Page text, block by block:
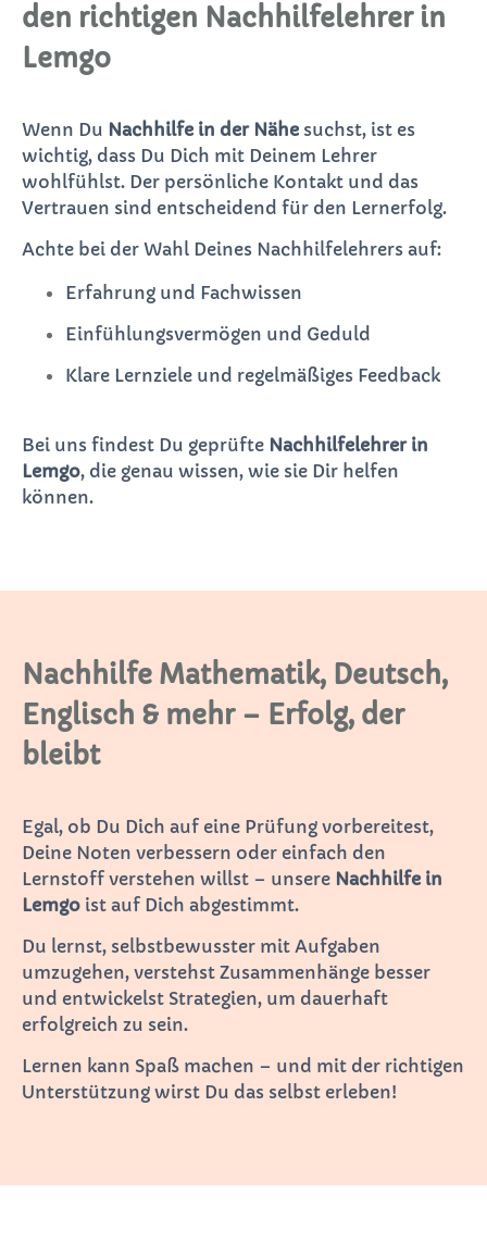
den richtigen Nachhilfelehrer in
Lemgo
Wenn Du Nachhilfe in der Nähe suchst, ist es
wichtig, dass Du Dich mit Deinem Lehrer
wohlfühlst. Der persönliche Kontakt und das
Vertrauen sind entscheidend für den Lernerfolg.
Achte bei der Wahl Deines Nachhilfelehrers auf:
Erfahrung und Fachwissen
Einfühlungsvermögen und Geduld
Klare Lernziele und regelmäßiges Feedback
Bei uns findest Du geprüfte Nachhilfelehrer in
Lemgo, die genau wissen, wie sie Dir helfen
können.
Nachhilfe Mathematik, Deutsch,
Englisch & mehr – Erfolg, der
bleibt
Egal, ob Du Dich auf eine Prüfung vorbereitest,
Deine Noten verbessern oder einfach den
Lernstoff verstehen willst – unsere Nachhilfe in
Lemgo ist auf Dich abgestimmt.
Du lernst, selbstbewusster mit Aufgaben
umzugehen, verstehst Zusammenhänge besser
und entwickelst Strategien, um dauerhaft
erfolgreich zu sein.
Lernen kann Spaß machen – und mit der richtigen
Unterstützung wirst Du das selbst erleben!